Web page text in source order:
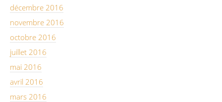
décembre 2016
novembre 2016
octobre 2016
juillet 2016
mai 2016
avril 2016
mars 2016